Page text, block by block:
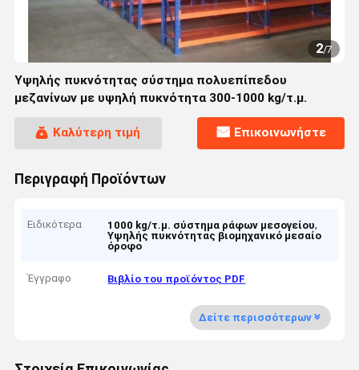
2/7
Υψηλής πυκνότητας σύστημα πολυεπίπεδου
μεζανίνων με υψηλή πυκνότητα 300-1000 kg/τ.μ.
Καλύτερη τιμή Επικοινωνήστε
Περιγραφή Προϊόντων
Ειδικότερα 1000 kg/τ.μ. σύστημα ράφων μεσογείου,
Υψηλής πυκνότητας βιομηχανικό μεσαίο
όροφο
Έγγραφο Βιβλίο του προϊόντος PDF
Δείτε περισσότερων